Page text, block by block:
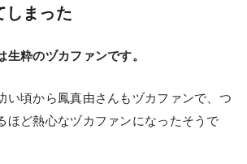
しまった
粋のヅカファンです。
い頃から鳳真由さんもヅカファンで、つ
ほど熱心なヅカファンになったそうで